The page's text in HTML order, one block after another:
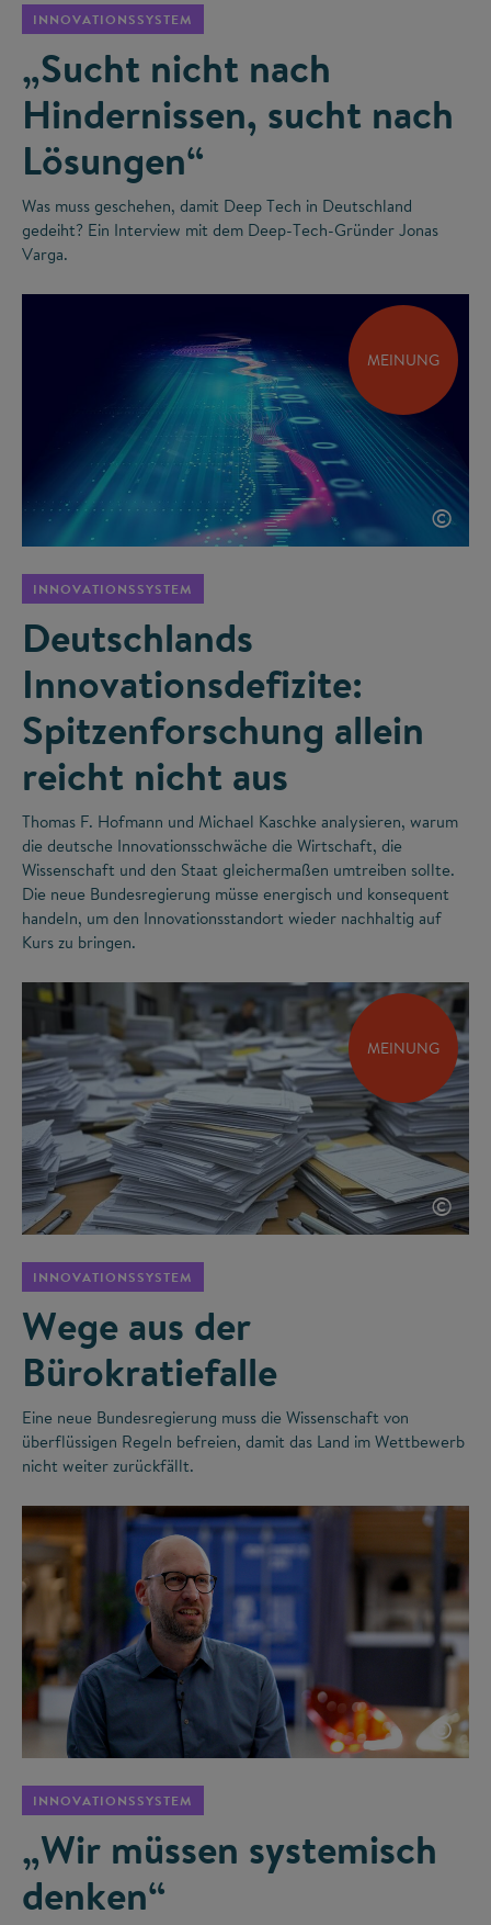
INNOVATIONSSYSTEM
„Sucht nicht nach
Hindernissen, sucht nach
Lösungen“
Was muss geschehen, damit Deep Tech in Deutschland
gedeiht? Ein Interview mit dem Deep-Tech-Gründer Jonas
Varga.
MEINUNG
©
INNOVATIONSSYSTEM
Deutschlands
Innovationsdefizite:
Spitzenforschung allein
reicht nicht aus
Thomas F. Hofmann und Michael Kaschke analysieren, warum
die deutsche Innovationsschwäche die Wirtschaft, die
Wissenschaft und den Staat gleichermaßen umtreiben sollte.
Die neue Bundesregierung müsse energisch und konsequent
handeln, um den Innovationsstandort wieder nachhaltig auf
Kurs zu bringen.
MEINUNG
©
INNOVATIONSSYSTEM
Wege aus der
Bürokratiefalle
Eine neue Bundesregierung muss die Wissenschaft von
überflüssigen Regeln befreien, damit das Land im Wettbewerb
nicht weiter zurückfällt.
©
INNOVATIONSSYSTEM
„Wir müssen systemisch
denken“